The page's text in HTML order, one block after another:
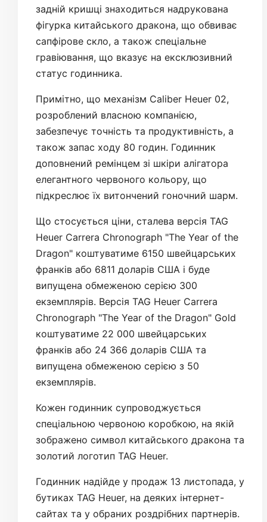
задній кришці знаходиться надрукована
фігурка китайського дракона, що обвиває
сапфірове скло, а також спеціальне
гравіювання, що вказує на ексклюзивний
статус годинника.
Примітно, що механізм Caliber Heuer 02,
розроблений власною компанією,
забезпечує точність та продуктивність, а
також запас ходу 80 годин. Годинник
доповнений ремінцем зі шкіри алігатора
елегантного червоного кольору, що
підкреслює їх витончений гоночний шарм.
Що стосується ціни, сталева версія TAG
Heuer Carrera Chronograph "The Year of the
Dragon" коштуватиме 6150 швейцарських
франків або 6811 доларів США і буде
випущена обмеженою серією 300
екземплярів. Версія TAG Heuer Carrera
Chronograph "The Year of the Dragon" Gold
коштуватиме 22 000 швейцарських
франків або 24 366 доларів США та
випущена обмеженою серією з 50
екземплярів.
Кожен годинник супроводжується
спеціальною червоною коробкою, на якій
зображено символ китайського дракона та
золотий логотип TAG Heuer.
Годинник надійде у продаж 13 листопада, у
бутиках TAG Heuer, на деяких інтернет-
сайтах та у обраних роздрібних партнерів.